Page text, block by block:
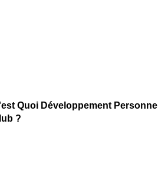
Quoi Développement Personnel
?